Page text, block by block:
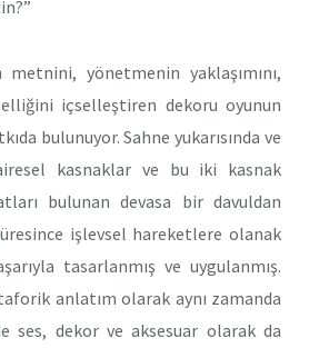
metnini, yönetmenin yaklaşımını,
içselleştiren dekoru oyunun
bulunuyor. Sahne yukarısında ve
kasnaklar ve bu iki kasnak
bulunan devasa bir davuldan
işlevsel hareketlere olanak
tasarlanmış ve uygulanmış.
anlatım olarak aynı zamanda
ses, dekor ve aksesuar olarak da